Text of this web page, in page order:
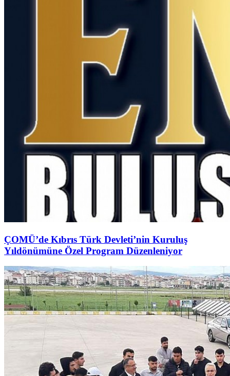
ÇOMÜ’de Kıbrıs Türk Devleti’nin Kuruluş
Yıldönümüne Özel Program Düzenleniyor